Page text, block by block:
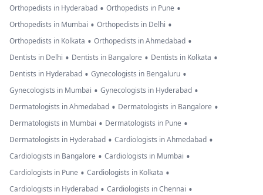
Orthopedists in Hyderabad • Orthopedists in Pune •
Orthopedists in Mumbai • Orthopedists in Delhi •
Orthopedists in Kolkata • Orthopedists in Ahmedabad •
Dentists in Delhi • Dentists in Bangalore • Dentists in Kolkata •
Dentists in Hyderabad • Gynecologists in Bengaluru •
Gynecologists in Mumbai • Gynecologists in Hyderabad •
Dermatologists in Ahmedabad • Dermatologists in Bangalore •
Dermatologists in Mumbai • Dermatologists in Pune •
Dermatologists in Hyderabad • Cardiologists in Ahmedabad •
Cardiologists in Bangalore • Cardiologists in Mumbai •
Cardiologists in Pune • Cardiologists in Kolkata •
Cardiologists in Hyderabad • Cardiologists in Chennai •